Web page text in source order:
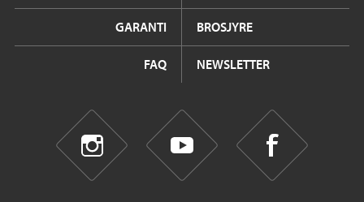
GARANTI BROSJYRE
FAQ NEWSLETTER